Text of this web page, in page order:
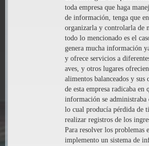
toda empresa que haga
de información, tenga que
organizarla y controlarla de
todo lo mencionado es el
genera mucha información
y ofrece servicios a
aves, y otros lugares
alimentos balanceados y
de esta empresa radicaba en
información se administraba
lo cual producía pérdida de
realizar registros de los
Para resolver los problemas
implemento un sistema de